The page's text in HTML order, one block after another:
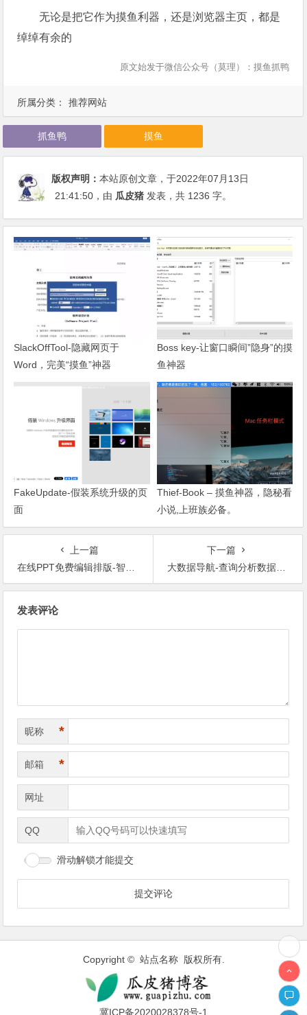
无论是把它作为摸鱼利器，还是浏览器主页，都是
绰绰有余的
原文始发于微信公众号（莫理）：摸鱼抓鸭
所属分类： 推荐网站
抓鱼鸭 摸鱼
版权声明：本站原创文章，于2022年07月13日
21:41:50 ，由 瓜皮猪 发表，共 1236 字。
SlackOffTool-隐藏网页于
Word，完美“摸鱼”神器
Boss key-让窗口瞬间”隐身”的摸
鱼神器
FakeUpdate-假装系统升级的页
面
Thief-Book – 摸鱼神器，隐秘看
小说,上班族必备。
上一篇
在线PPT免费编辑排版-智能PPT
下一篇
大数据导航-查询分析数据必备导航站点，行业全面
发表评论
昵称 *
邮箱 *
网址
QQ
滑动解锁才能提交
Copyright © 站点名称 版权所有.
冀ICP备2020028378号-1